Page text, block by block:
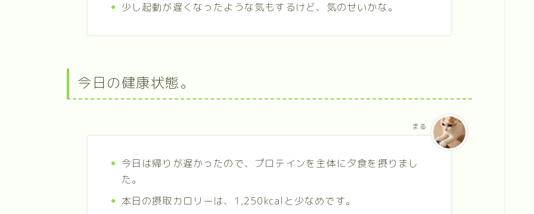
少し起動が遅くなったような気もするけど、気のせいかな。
今日の健康状態。
今日は帰りが遅かったので、プロテインを主体に夕食を摂りまし
た。
本日の摂取カロリーは、1,250kcalと少なめです。
まる